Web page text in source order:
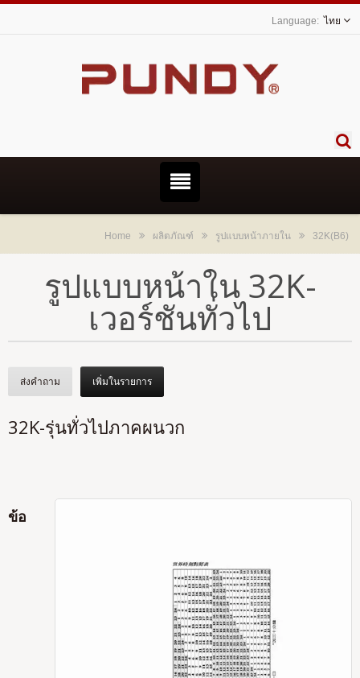
ไทย
Home ผลิตภัณฑ์ รูปแบบหน้าภายใน 32K(B6)
รูปแบบหน้าใน 32K-
เวอร์ชันทั่วไป
ส่งคำถาม เพิ่มในรายการ
32K-รุ่นทั่วไปภาคผนวก
ข้อ